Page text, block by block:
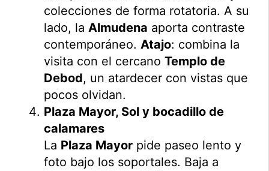
colecciones de forma rotatoria. A su
lado, laAlmudena aporta contraste
contemporáneo.Atajo: combina la
visita con el cercanoTemplo de
Debod, un atardecer con vistas que
pocos olvidan.
Plaza Mayor, Sol y bocadillo de
calamares
La Plaza Mayor pide paseo lento y
foto bajo los soportales. Baja a